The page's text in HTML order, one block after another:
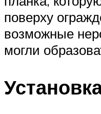
поверху
возможные
могли